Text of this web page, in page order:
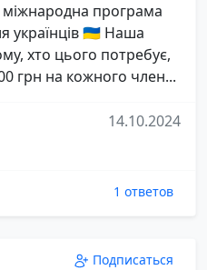
програма
українців 🇺🇦 Наша
хто цього потребує,
грн на кожного член...
14.10.2024
1 ответов
Подписаться